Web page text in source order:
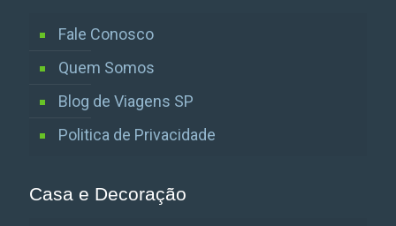
Fale Conosco
Quem Somos
Blog de Viagens SP
Politica de Privacidade
Casa e Decoração